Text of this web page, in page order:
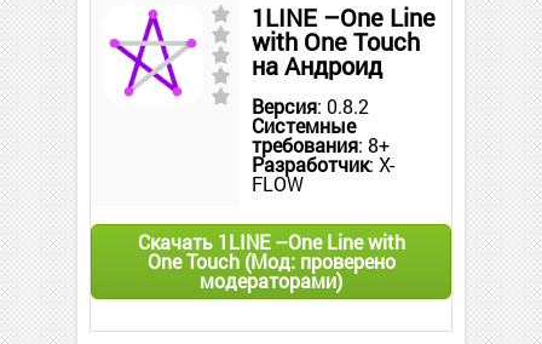
1LINE –One Line
with One Touch
на Андроид
Версия: 0.8.2
Системные
требования: 8+
Разработчик: X-
FLOW
Скачать 1LINE –One Line with
One Touch (Мод: проверено
модераторами)